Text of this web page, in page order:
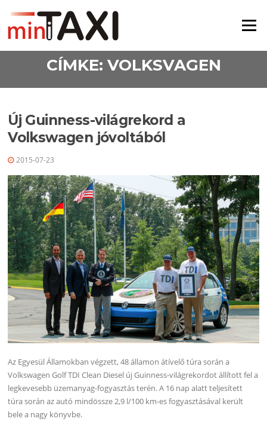
Menü
CÍMKE: VOLKSVAGEN
Új Guinness-világrekord a
Volkswagen jóvoltából
2015-07-23
Az Egyesül Államokban végzett, 48 államon átívelő túra során a
Volkswagen Golf TDI Clean Diesel új Guinness-világrekordot állított fel a
legkevesebb üzemanyag-fogyasztás terén. A 16 nap alatt teljesített
túra során az autó mindössze 2,9 l/100 km-es fogyasztásával került
bele a nagy könyvbe.